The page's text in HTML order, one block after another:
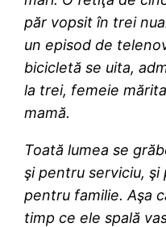
păr vopsit în trei
un episod de
bicicletă se uita,
la trei, femeie
mamă.
Toată lumea se
şi pentru serviciu,
pentru familie. Aşa
timp ce ele spală